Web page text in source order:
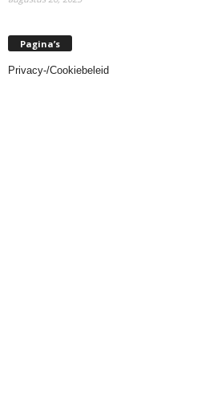
Pagina’s
Privacy-/Cookiebeleid